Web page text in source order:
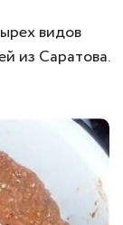
видов
из Саратова.